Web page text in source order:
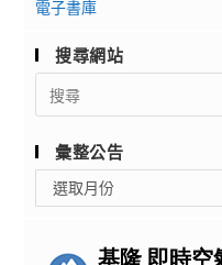
電子書庫
搜尋網站
Search
for:
彙整公告
整
選取月份